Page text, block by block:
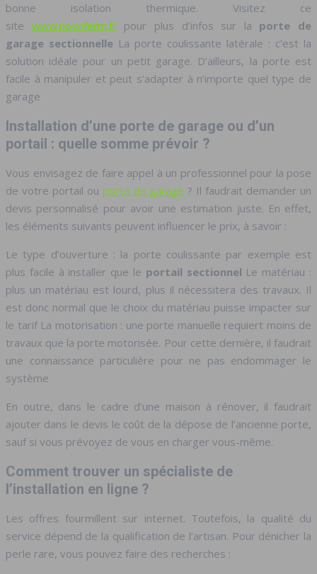
bonne isolation thermique. Visitez ce
site www.novoferm.frpour plus d’infos sur la porte de
garage sectionnelle La porte coulissante latérale : c’est la
solution idéale pour un petit garage. D’ailleurs, la porte est
facile à manipuler et peut s’adapter à n’importe quel type de
garage
Installation d’une porte de garage ou d’un
portail : quelle somme prévoir ?
Vous envisagez de faire appel à un professionnel pour la pose
de votre portail ou porte de garage ? Il faudrait demander un
devis personnalisé pour avoir une estimation juste. En effet,
les éléments suivants peuvent influencer le prix, à savoir :
Le type d’ouverture : la porte coulissante par exemple est
plus facile à installer que le portail sectionnel Le matériau :
plus un matériau est lourd, plus il nécessitera des travaux. Il
est donc normal que le choix du matériau puisse impacter sur
le tarif La motorisation : une porte manuelle requiert moins de
travaux que la porte motorisée. Pour cette dernière, il faudrait
une connaissance particulière pour ne pas endommager le
système
En outre, dans le cadre d’une maison à rénover, il faudrait
ajouter dans le devis le coût de la dépose de l’ancienne porte,
sauf si vous prévoyez de vous en charger vous-même.
Comment trouver un spécialiste de
l’installation en ligne ?
Les offres fourmillent sur internet. Toutefois, la qualité du
service dépend de la qualification de l’artisan. Pour dénicher la
perle rare, vous pouvez faire des recherches :